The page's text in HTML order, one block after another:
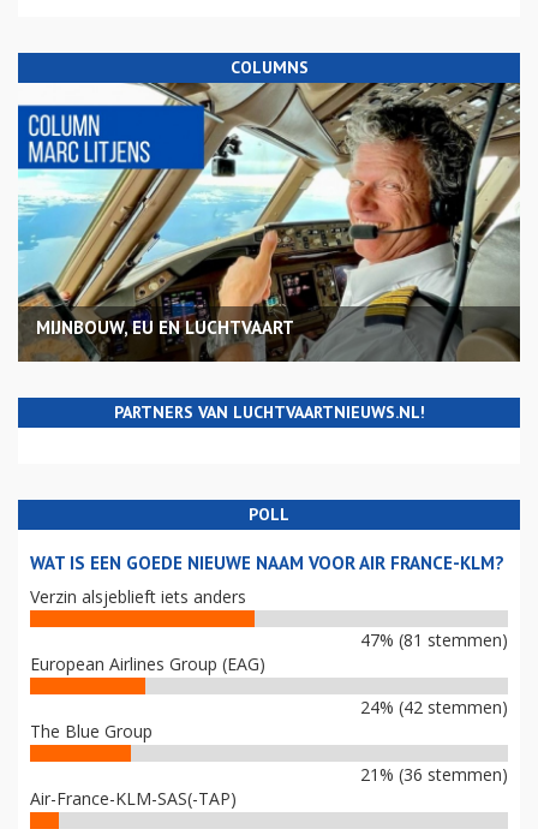
COLUMNS
MIJNBOUW, EU EN LUCHTVAART
PARTNERS VAN LUCHTVAARTNIEUWS.NL!
POLL
WAT IS EEN GOEDE NIEUWE NAAM VOOR AIR FRANCE-KLM?
Verzin alsjeblieft iets anders
47% (81 stemmen)
European Airlines Group (EAG)
24% (42 stemmen)
The Blue Group
21% (36 stemmen)
Air-France-KLM-SAS(-TAP)